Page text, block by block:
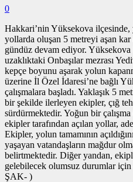
0
Hakkari’nin Yüksekova ilçesinde,
yollarda oluşan 5 metreyi aşan kar
gündüz devam ediyor.
uzaklıktaki Onbaşılar mezrası
kepçe boyunu aşarak yolun
üzerine İl Özel İdaresi’ne bağlı
çalışmalara başladı. Yaklaşık 5
bir şekilde ilerleyen ekipler, çığ
sürdürmektedir. Yoğun bir
ekipler tarafından açılan yollar,
Ekipler, yolun tamamının
yaşayan vatandaşların mağdur
belirtmektedir. Diğer yandan,
gelebilecek olumsuz durumlar
ŞAK- )